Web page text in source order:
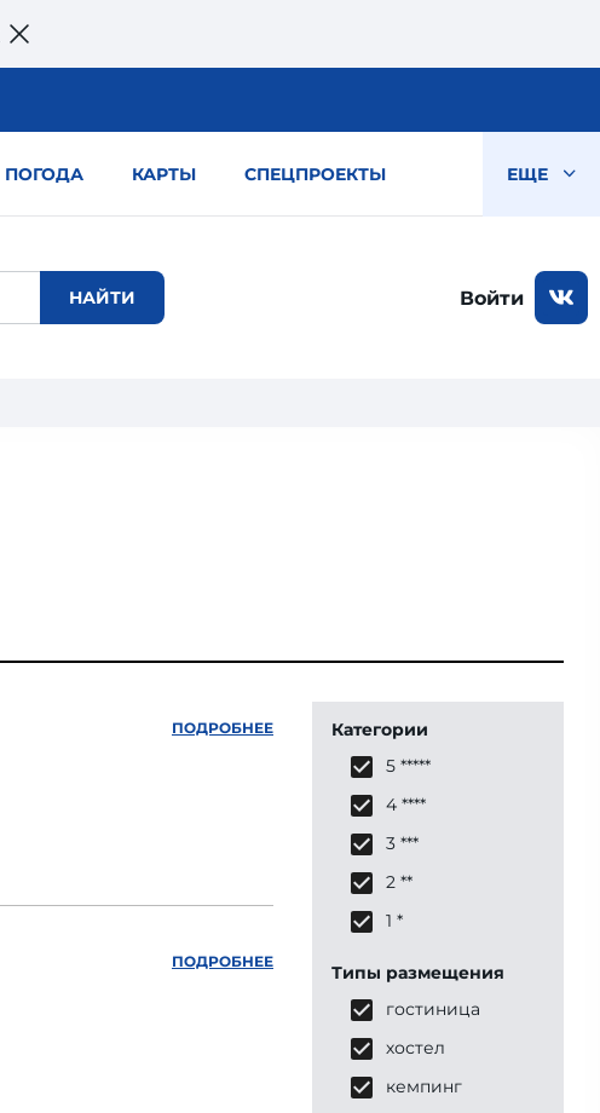
ПОГОДА КАРТЫ СПЕЦПРОЕКТЫ ЕЩЕ
Войти
ПОДРОБНЕЕ
ПОДРОБНЕЕ
Категории
5 *****
4 ****
3 ***
2 **
1 *
Типы размещения
гостиница
хостел
кемпинг